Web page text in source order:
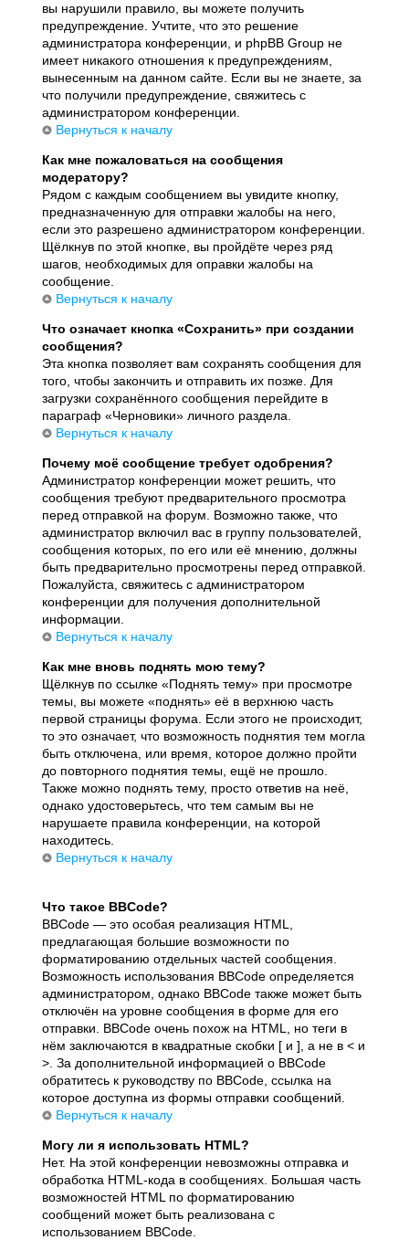
вы нарушили правило, вы можете получить
предупреждение. Учтите, что это решение
администратора конференции, и phpBB Group не
имеет никакого отношения к предупреждениям,
вынесенным на данном сайте. Если вы не знаете, за
что получили предупреждение, свяжитесь с
администратором конференции.
Вернуться к началу
Как мне пожаловаться на сообщения
модератору?
Рядом с каждым сообщением вы увидите кнопку,
предназначенную для отправки жалобы на него,
если это разрешено администратором конференции.
Щёлкнув по этой кнопке, вы пройдёте через ряд
шагов, необходимых для оправки жалобы на
сообщение.
Вернуться к началу
Что означает кнопка «Сохранить» при создании
сообщения?
Эта кнопка позволяет вам сохранять сообщения для
того, чтобы закончить и отправить их позже. Для
загрузки сохранённого сообщения перейдите в
параграф «Черновики» личного раздела.
Вернуться к началу
Почему моё сообщение требует одобрения?
Администратор конференции может решить, что
сообщения требуют предварительного просмотра
перед отправкой на форум. Возможно также, что
администратор включил вас в группу пользователей,
сообщения которых, по его или её мнению, должны
быть предварительно просмотрены перед отправкой.
Пожалуйста, свяжитесь с администратором
конференции для получения дополнительной
информации.
Вернуться к началу
Как мне вновь поднять мою тему?
Щёлкнув по ссылке «Поднять тему» при просмотре
темы, вы можете «поднять» её в верхнюю часть
первой страницы форума. Если этого не происходит,
то это означает, что возможность поднятия тем могла
быть отключена, или время, которое должно пройти
до повторного поднятия темы, ещё не прошло.
Также можно поднять тему, просто ответив на неё,
однако удостоверьтесь, что тем самым вы не
нарушаете правила конференции, на которой
находитесь.
Вернуться к началу
Что такое BBCode?
BBCode — это особая реализация HTML,
предлагающая большие возможности по
форматированию отдельных частей сообщения.
Возможность использования BBCode определяется
администратором, однако BBCode также может быть
отключён на уровне сообщения в форме для его
отправки. BBCode очень похож на HTML, но теги в
нём заключаются в квадратные скобки [ и ], а не в < и
>. За дополнительной информацией о BBCode
обратитесь к руководству по BBCode, ссылка на
которое доступна из формы отправки сообщений.
Вернуться к началу
Могу ли я использовать HTML?
Нет. На этой конференции невозможны отправка и
обработка HTML-кода в сообщениях. Большая часть
возможностей HTML по форматированию
сообщений может быть реализована с
использованием BBCode.